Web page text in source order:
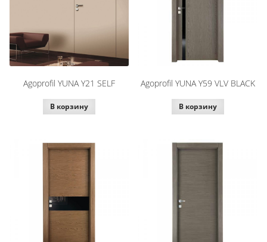
Agoprofil YUNA Y21 SELF
В корзину
Agoprofil YUNA Y59 VLV BLACK
В корзину